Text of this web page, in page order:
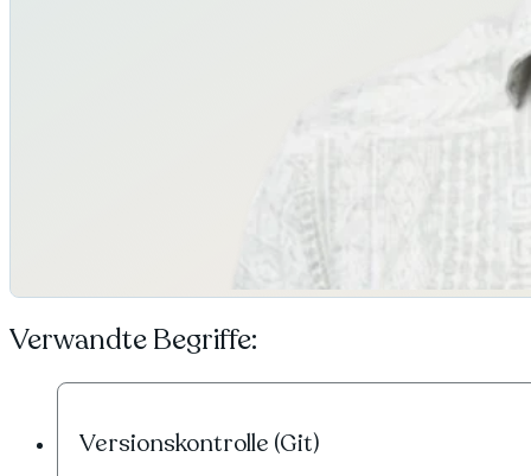
Verwandte Begriffe:
Versionskontrolle (Git)